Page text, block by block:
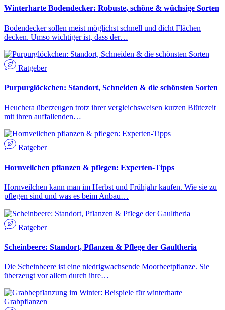
Winterharte Bodendecker: Robuste, schöne & wüchsige Sorten
Bodendecker sollen meist möglichst schnell und dicht Flächen
decken. Umso wichtiger ist, dass der…
Ratgeber
Purpurglöckchen: Standort, Schneiden & die schönsten Sorten
Heuchera überzeugen trotz ihrer vergleichsweisen kurzen Blütezeit
mit ihren auffallenden…
Ratgeber
Hornveilchen pflanzen & pflegen: Experten-Tipps
Hornveilchen kann man im Herbst und Frühjahr kaufen. Wie sie zu
pflegen sind und was es beim Anbau…
Ratgeber
Scheinbeere: Standort, Pflanzen & Pflege der Gaultheria
Die Scheinbeere ist eine niedrigwachsende Moorbeetpflanze. Sie
überzeugt vor allem durch ihre…